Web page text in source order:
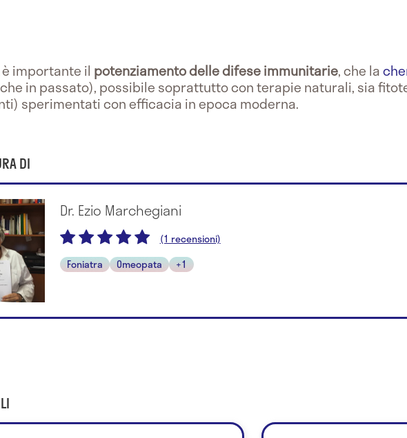
importante il potenziamento delle difese immunitarie, che la
in passato), possibile soprattutto con terapie naturali, sia
sperimentati con efficacia in epoca moderna.
DI
Dr. Ezio Marchegiani
(1 recensioni)
Foniatra
Omeopata +1